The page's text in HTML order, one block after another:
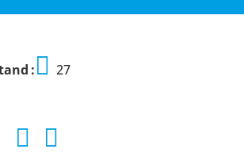
27